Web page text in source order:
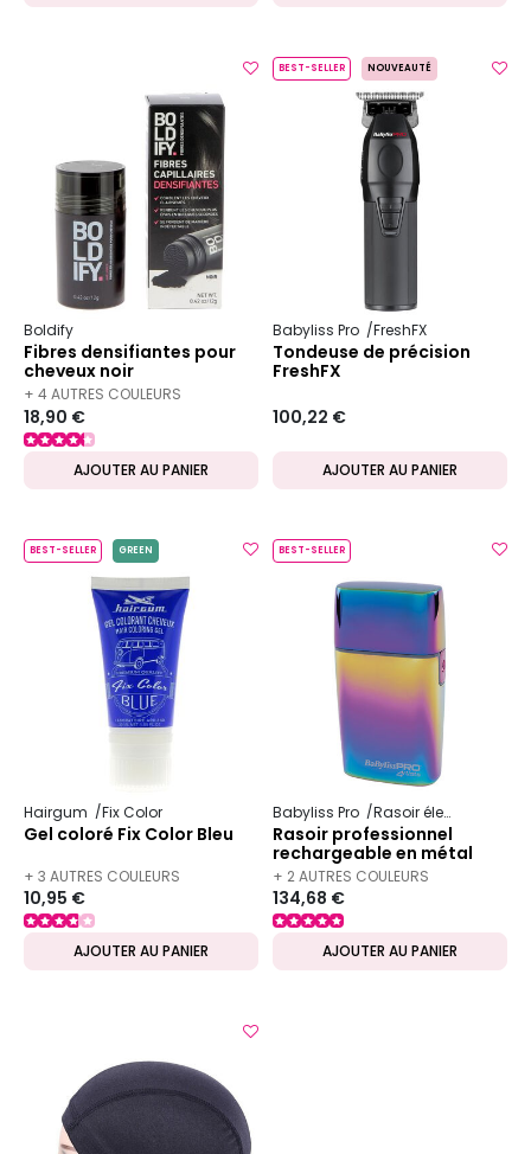
Boldify
Fibres densifiantes pour
cheveux noir
+ 4 AUTRES COULEURS
DISPONIBLES
18,90 €
AJOUTER AU PANIER
BEST-SELLER NOUVEAUTÉ
Babyliss Pro FreshFX
Tondeuse de précision
FreshFX
100,22 €
AJOUTER AU PANIER
BEST-SELLER GREEN
Hairgum Fix Color
Gel coloré Fix Color Bleu
+ 3 AUTRES COULEURS
DISPONIBLES
10,95 €
AJOUTER AU PANIER
BEST-SELLER
Babyliss Pro Rasoir électrique
Rasoir professionnel
rechargeable en métal
FOILFX02 chameleon
+ 2 AUTRES COULEURS
DISPONIBLES
134,68 €
AJOUTER AU PANIER